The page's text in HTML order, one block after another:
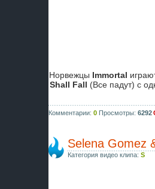
Норвежцы Immortal
Shall Fall (Все падут) с
Комментарии: 0 Просмотры: 6292
Selena Gomez
Категория видео клипа: S